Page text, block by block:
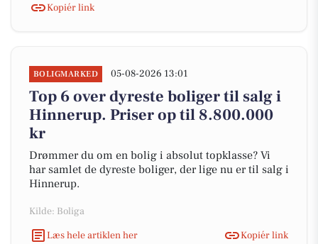
Kopiér link
BOLIGMARKED 05-08-2026 13:01
Top 6 over dyreste boliger til salg i
Hinnerup. Priser op til 8.800.000
kr
Drømmer du om en bolig i absolut topklasse? Vi
har samlet de dyreste boliger, der lige nu er til salg i
Hinnerup.
Kilde: Boliga
Læs hele artiklen her
Kopiér link